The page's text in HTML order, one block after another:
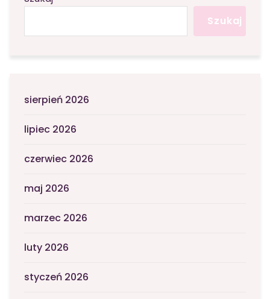
Szukaj
sierpień 2026
lipiec 2026
czerwiec 2026
maj 2026
marzec 2026
luty 2026
styczeń 2026